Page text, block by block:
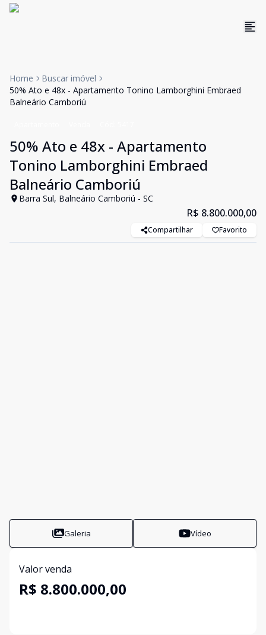
Home
Buscar imóvel
50% Ato e 48x - Apartamento Tonino Lamborghini Embraed
Balneário Camboriú
50% Ato e 48x - Apartamento
Tonino Lamborghini Embraed
Balneário Camboriú
Barra Sul, Balneário Camboriú - SC
R$ 8.800.000,00
Compartilhar Favorito
Galeria Vídeo
Valor venda
R$ 8.800.000,00